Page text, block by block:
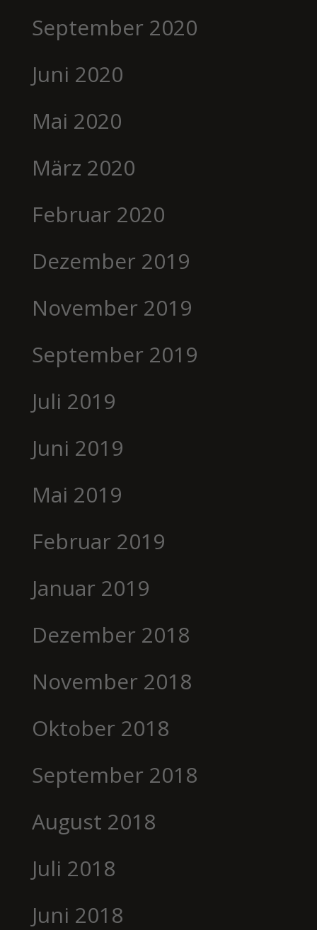
September 2020
Juni 2020
Mai 2020
März 2020
Februar 2020
Dezember 2019
November 2019
September 2019
Juli 2019
Juni 2019
Mai 2019
Februar 2019
Januar 2019
Dezember 2018
November 2018
Oktober 2018
September 2018
August 2018
Juli 2018
Juni 2018